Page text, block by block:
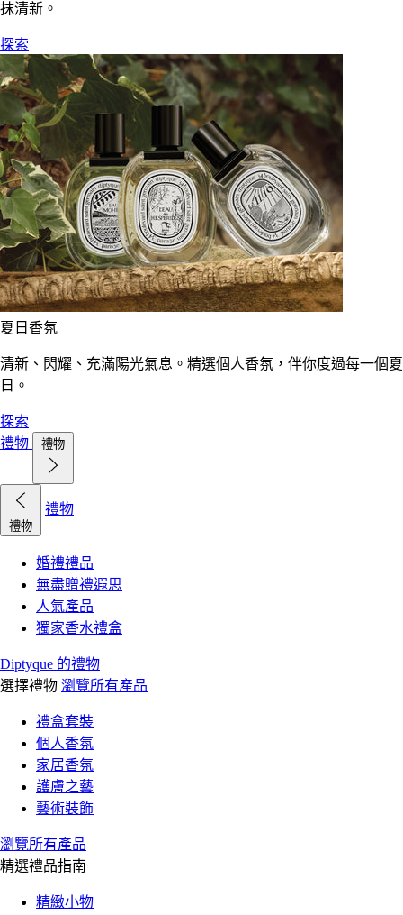
抹清新。
探索
夏日香氛
清新、閃耀、充滿陽光氣息。精選個人香氛，伴你度過每一個夏
日。
探索
禮物
禮物
禮物
禮物
婚禮禮品
無盡贈禮遐思
人氣產品
獨家香水禮盒
Diptyque 的禮物
選擇禮物 瀏覽所有產品
禮盒套裝
個人香氛
家居香氛
護膚之藝
藝術裝飾
瀏覽所有產品
精選禮品指南
精緻小物